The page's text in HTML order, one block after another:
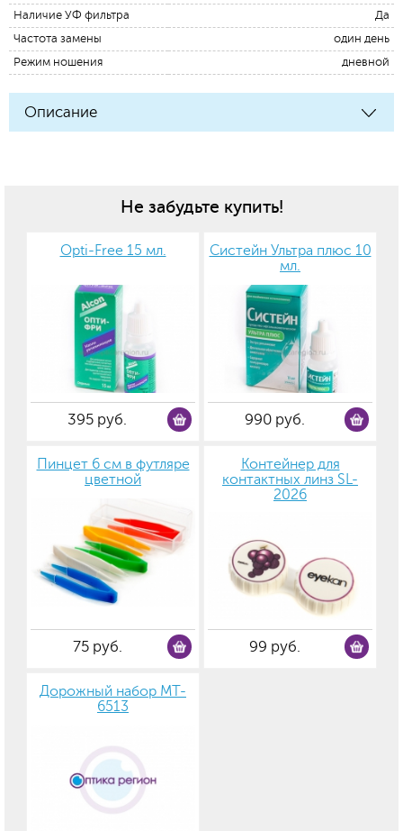
Наличие УФ фильтра
Да
Частота замены
один день
Режим ношения
дневной
Описание
Не забудьте купить!
Opti-Free 15 мл.
395 руб.
Систейн Ультра плюс 10
мл.
990 руб.
Пинцет 6 см в футляре
цветной
75 руб.
Контейнер для
контактных линз SL-
2026
99 руб.
Дорожный набор MT-
6513